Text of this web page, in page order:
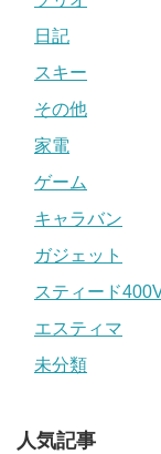
日記
スキー
その他
家電
ゲーム
キャラバン
ガジェット
スティード
エスティマ
未分類
人気記事